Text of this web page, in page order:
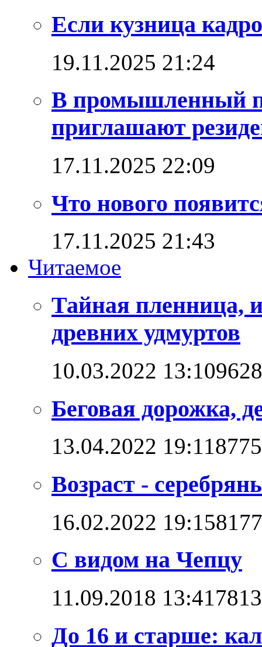
Если кузница
19.11.2025 21:24
В промышленный
приглашают
17.11.2025 22:09
Что нового
17.11.2025 21:43
Читаемое
Тайная пленница,
древних удмуртов
10.03.2022 13:109628
Беговая дорожка,
13.04.2022 19:118775
Возраст -
16.02.2022 19:158177
С видом на Чепцу
11.09.2018 13:417813
До 16 и старше: